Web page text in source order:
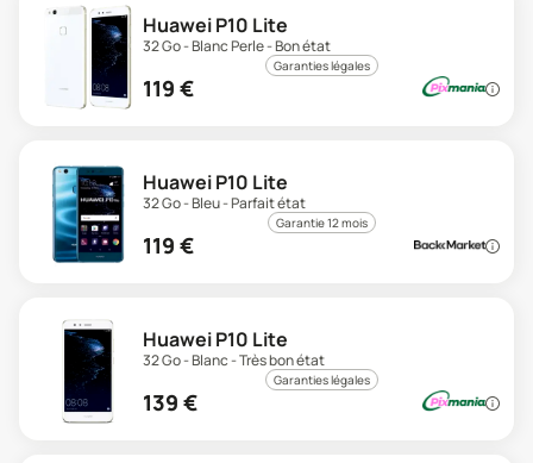
Huawei P10 Lite
32 Go - Blanc Perle - Bon état
Garanties légales
119 €
Huawei P10 Lite
32 Go - Bleu - Parfait état
Garantie 12 mois
119 €
Huawei P10 Lite
32 Go - Blanc - Très bon état
Garanties légales
139 €